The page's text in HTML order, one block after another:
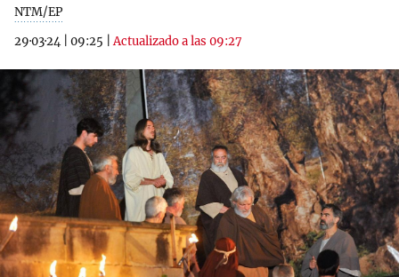
NTM/EP
29·03·24
09:25 |Actualizado a las 09:27